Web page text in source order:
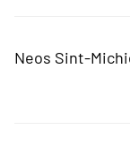
Neos Sint-